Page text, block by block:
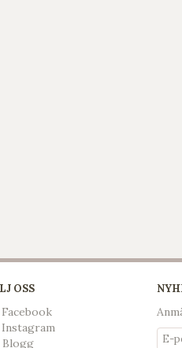
OSS
Facebook
Instagram
Blogg